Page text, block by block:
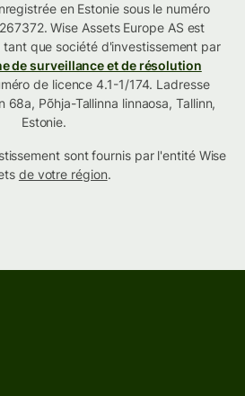
en Estonie sous le numéro
Wise Assets Europe AS est
que société d'investissement par
de surveillance et de résolution
de licence 4.1-1/174. Ladresse
68a, Põhja-Tallinna linnaosa, Tallinn,
Estonie.
sont fournis par l'entité Wise
de votre région.